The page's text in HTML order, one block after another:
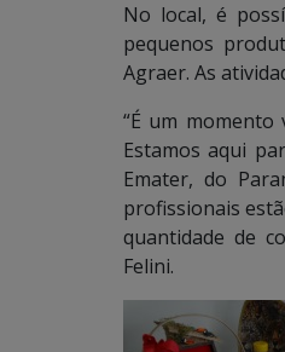
No local, é
pequenos
Agraer. As
“É um
Estamos aqui
Emater, do
profissionais
quantidade de
Felini.